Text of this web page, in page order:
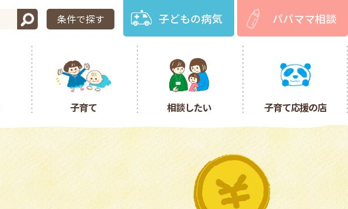
条件で探す 子どもの病気 パパママ相談
子育て 相談したい 子育て応援の店